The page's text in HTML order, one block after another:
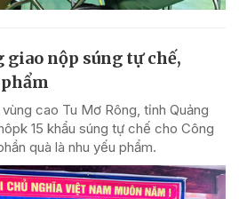
giao nộp súng tự chế,
cao Tu Mơ Rông, tỉnh Quảng
15 khẩu súng tự chế cho Công
quà là nhu yếu phẩm.